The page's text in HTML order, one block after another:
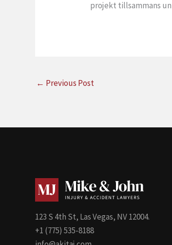
projekt tillsammans
← Previous Post
123 S 4th St, Las Vegas, NV 12004.
+1 (775) 535-8188